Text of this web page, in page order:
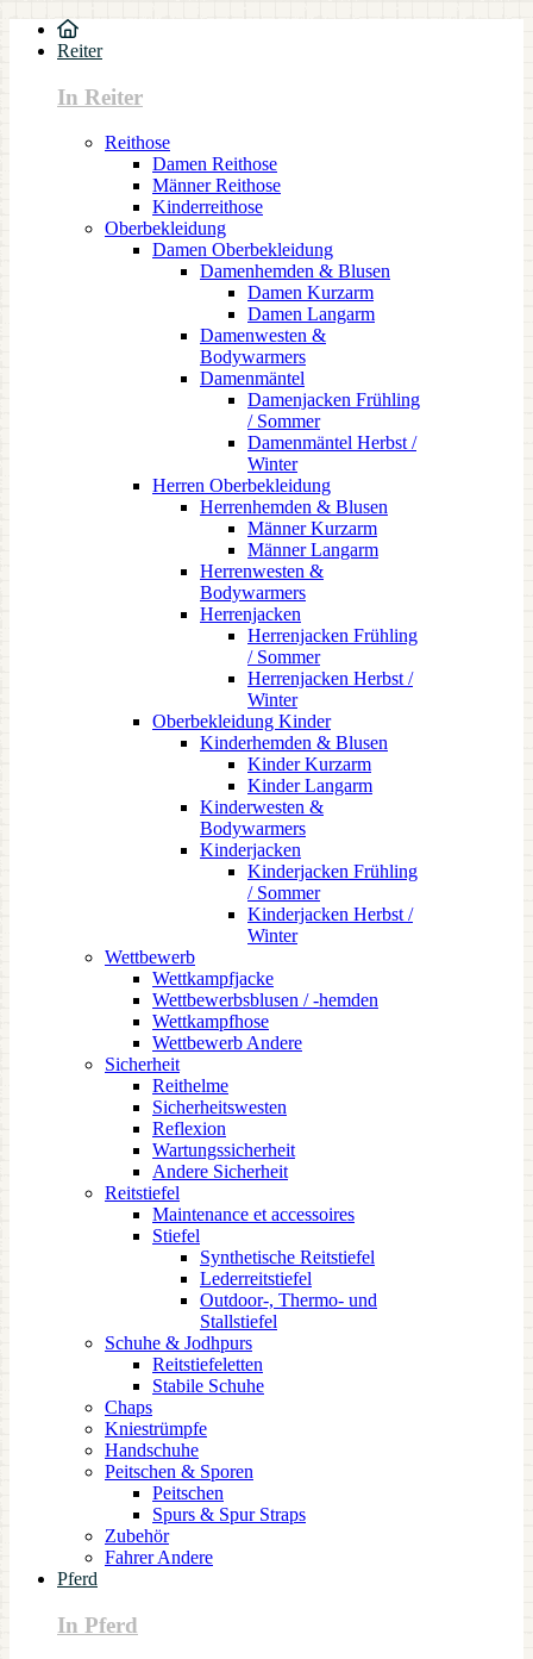
Reiter
In Reiter
Reithose
Damen Reithose
Männer Reithose
Kinderreithose
Oberbekleidung
Damen Oberbekleidung
Damenhemden & Blusen
Damen Kurzarm
Damen Langarm
Damenwesten &
Bodywarmers
Damenmäntel
Damenjacken Frühling
/ Sommer
Damenmäntel Herbst /
Winter
Herren Oberbekleidung
Herrenhemden & Blusen
Männer Kurzarm
Männer Langarm
Herrenwesten &
Bodywarmers
Herrenjacken
Herrenjacken Frühling
/ Sommer
Herrenjacken Herbst /
Winter
Oberbekleidung Kinder
Kinderhemden & Blusen
Kinder Kurzarm
Kinder Langarm
Kinderwesten &
Bodywarmers
Kinderjacken
Kinderjacken Frühling
/ Sommer
Kinderjacken Herbst /
Winter
Wettbewerb
Wettkampfjacke
Wettbewerbsblusen / -hemden
Wettkampfhose
Wettbewerb Andere
Sicherheit
Reithelme
Sicherheitswesten
Reflexion
Wartungssicherheit
Andere Sicherheit
Reitstiefel
Maintenance et accessoires
Stiefel
Synthetische Reitstiefel
Lederreitstiefel
Outdoor-, Thermo- und
Stallstiefel
Schuhe & Jodhpurs
Reitstiefeletten
Stabile Schuhe
Chaps
Kniestrümpfe
Handschuhe
Peitschen & Sporen
Peitschen
Spurs & Spur Straps
Zubehör
Fahrer Andere
Pferd
In Pferd